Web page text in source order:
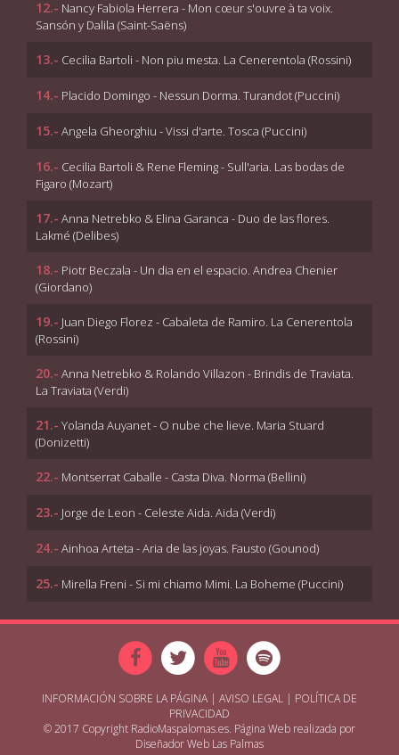
12.- Nancy Fabiola Herrera - Mon cœur s'ouvre à ta voix.
Sansón y Dalila (Saint-Saëns)
13.- Cecilia Bartoli - Non piu mesta. La Cenerentola (Rossini)
14.- Placido Domingo - Nessun Dorma. Turandot (Puccini)
15.- Angela Gheorghiu - Vissi d'arte. Tosca (Puccini)
16.- Cecilia Bartoli & Rene Fleming - Sull'aria. Las bodas de
Figaro (Mozart)
17.- Anna Netrebko & Elina Garanca - Duo de las flores.
Lakmé (Delibes)
18.- Piotr Beczala - Un dia en el espacio. Andrea Chenier
(Giordano)
19.- Juan Diego Florez - Cabaleta de Ramiro. La Cenerentola
(Rossini)
20.- Anna Netrebko & Rolando Villazon - Brindis de Traviata.
La Traviata (Verdi)
21.- Yolanda Auyanet - O nube che lieve. Maria Stuard
(Donizetti)
22.- Montserrat Caballe - Casta Diva. Norma (Bellini)
23.- Jorge de Leon - Celeste Aida. Aida (Verdi)
24.- Ainhoa Arteta - Aria de las joyas. Fausto (Gounod)
25.- Mirella Freni - Si mi chiamo Mimi. La Boheme (Puccini)
INFORMACIÓN SOBRE LA PÁGINA | AVISO LEGAL | POLÍTICA DE
PRIVACIDAD
© 2017 Copyright RadioMaspalomas.es. Página Web realizada por
Diseñador Web Las Palmas